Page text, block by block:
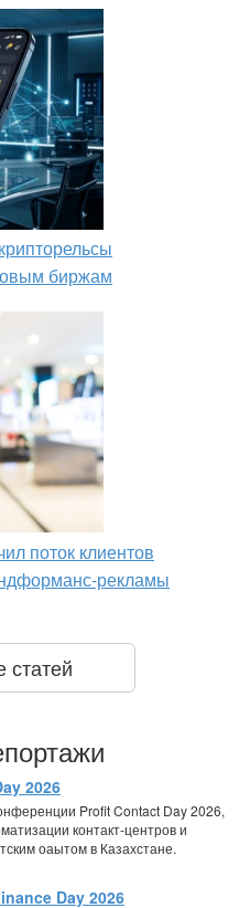
биржам
поток клиентов
рекламы
2026
Profit Contact Day 2026,
контакт-центров и
оаытом в Казахстане.
Day 2026